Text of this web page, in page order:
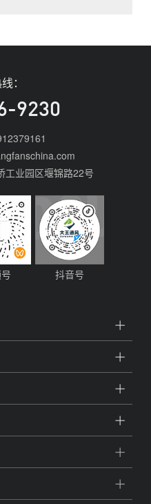
说明大王通风工业风扇
扇的分散布置方案，
品单台覆盖面积可达
整体.....
：
9230
工业园区堰锦路22号
抖音号